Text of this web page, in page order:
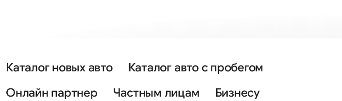
Каталог новых авто
Каталог авто с пробегом
Онлайн партнер
Частным лицам
Бизнесу